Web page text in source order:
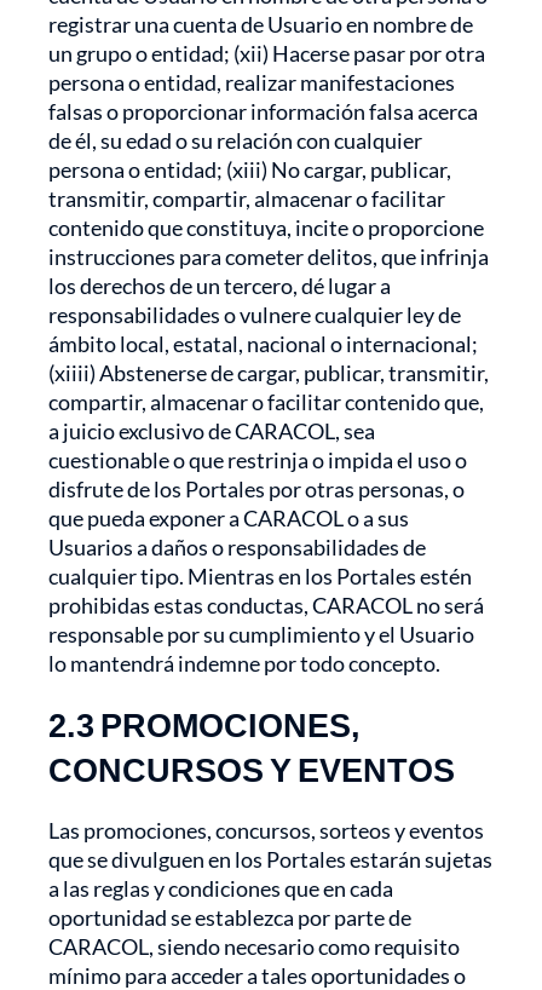
registrar una cuenta de Usuario en nombre de
un grupo o entidad; (xii) Hacerse pasar por otra
persona o entidad, realizar manifestaciones
falsas o proporcionar información falsa acerca
de él, su edad o su relación con cualquier
persona o entidad; (xiii) No cargar, publicar,
transmitir, compartir, almacenar o facilitar
contenido que constituya, incite o proporcione
instrucciones para cometer delitos, que infrinja
los derechos de un tercero, dé lugar a
responsabilidades o vulnere cualquier ley de
ámbito local, estatal, nacional o internacional;
(xiiii) Abstenerse de cargar, publicar, transmitir,
compartir, almacenar o facilitar contenido que,
a juicio exclusivo de CARACOL, sea
cuestionable o que restrinja o impida el uso o
disfrute de los Portales por otras personas, o
que pueda exponer a CARACOL o a sus
Usuarios a daños o responsabilidades de
cualquier tipo. Mientras en los Portales estén
prohibidas estas conductas, CARACOL no será
responsable por su cumplimiento y el Usuario
lo mantendrá indemne por todo concepto.
2.3 PROMOCIONES,
CONCURSOS Y EVENTOS
Las promociones, concursos, sorteos y eventos
que se divulguen en los Portales estarán sujetas
a las reglas y condiciones que en cada
oportunidad se establezca por parte de
CARACOL, siendo necesario como requisito
mínimo para acceder a tales oportunidades o